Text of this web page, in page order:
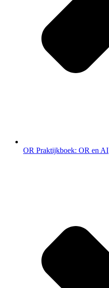
OR Praktijkboek: OR en AI